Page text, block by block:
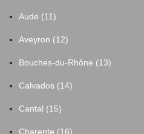
Aude (11)
Aveyron (12)
Bouches-du-Rhône (13)
Calvados (14)
Cantal (15)
Charente (16)